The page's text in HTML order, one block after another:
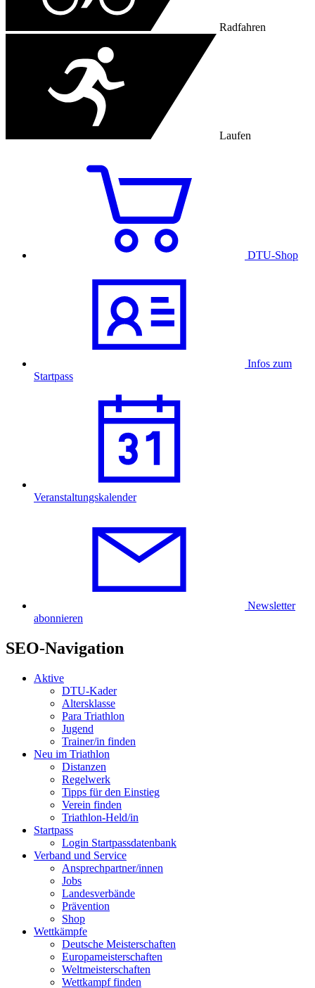
Radfahren
Laufen
DTU-Shop
Infos zum
Startpass
Veranstaltungskalender
Newsletter
abonnieren
SEO-Navigation
Aktive
DTU-Kader
Altersklasse
Para Triathlon
Jugend
Trainer/in finden
Neu im Triathlon
Distanzen
Regelwerk
Tipps für den Einstieg
Verein finden
Triathlon-Held/in
Startpass
Login Startpassdatenbank
Verband und Service
Ansprechpartner/innen
Jobs
Landesverbände
Prävention
Shop
Wettkämpfe
Deutsche Meisterschaften
Europameisterschaften
Weltmeisterschaften
Wettkampf finden